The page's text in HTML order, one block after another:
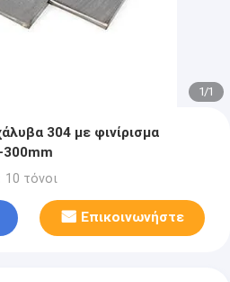
1/1
304 με φινίρισμα
10 τόνοι
Επικοινωνήστε